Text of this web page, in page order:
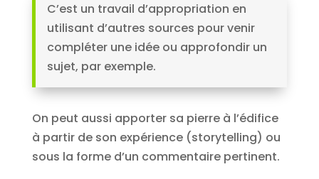
C’est un travail d’appropriation en
utilisant d’autres sources pour venir
compléter une idée ou approfondir un
sujet, par exemple.
On peut aussi apporter sa pierre à l’édifice
à partir de son expérience (storytelling) ou
sous la forme d’un commentaire pertinent.